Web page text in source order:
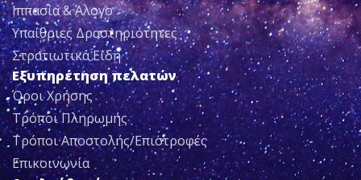
Ιππασία & Άλογο
Υπαίθριες Δραστηριότητες
Στρατιωτικά Είδη
Εξυπηρέτηση πελατών
Όροι Χρήσης
Τρόποι Πληρωμής
Τρόποι Αποστολής/Επιστροφές
Επικοινωνία